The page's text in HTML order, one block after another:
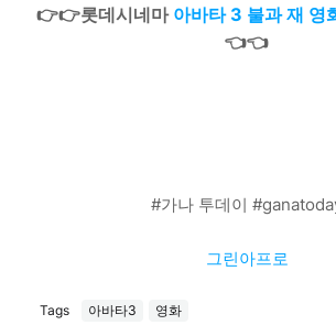
👉👉롯데시네마 아바타 3 불과 재 영
👈👈
#가나 투데이
그린아프로
Tags 아바타3 영화